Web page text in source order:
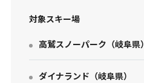
個人情報保護方針
対象スキー場
高鷲スノーパーク （岐阜県）
ダイナランド （岐阜県）